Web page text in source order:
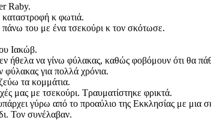
Raby.
κ φωτιά.
του με ένα τσεκούρι κ τον σκότωσε.
Ιακώβ.
ήθελα να γίνω φύλακας, καθώς φοβόμουν ότι θα
φύλακας για πολλά χρόνια.
τα κομμάτια.
μας με τσεκούρι. Τραυματίστηκε φρικτά.
γύρω από το προαύλιο της Εκκλησίας με
Τον συνέλαβαν.